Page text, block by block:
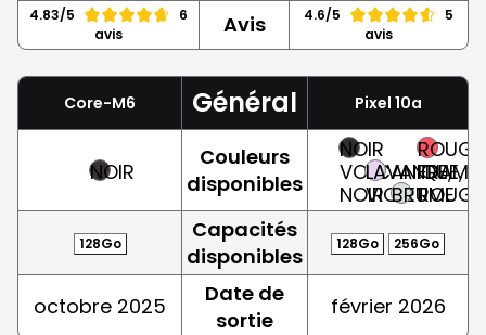
4.83/5
6
avis
Avis 4.6/5
5
avis
Core-M6 Général Pixel 10a
NOIR
Couleurs
disponibles
NOIR
VOLCANIQUE,
NOIR
LAVANDE,
VIOLET
BRUME
ROUGE
ROUGE
128Go
Capacités
disponibles
128Go 256Go
octobre 2025
Date de
sortie
février 2026